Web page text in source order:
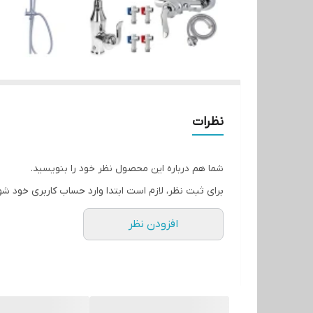
نظرات
شما هم درباره این محصول نظر خود را بنویسید.
برای ثبت نظر، لازم است ابتدا وارد حساب کاربری خود
افزودن نظر